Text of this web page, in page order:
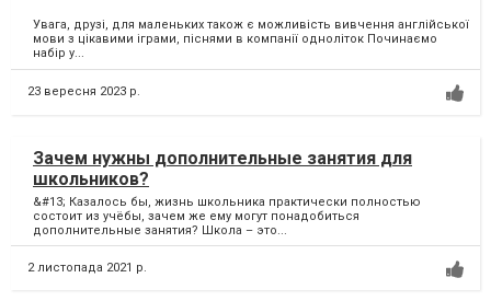
Увага, друзі, для маленьких також є можливість вивчення англійської
мови з цікавими іграми, піснями в компанії одноліток Починаємо
набір у...
23 вересня 2023 р.
Зачем нужны дополнительные занятия для
школьников?
&#13; Казалось бы, жизнь школьника практически полностью
состоит из учёбы, зачем же ему могут понадобиться
дополнительные занятия? Школа – это...
2 листопада 2021 р.